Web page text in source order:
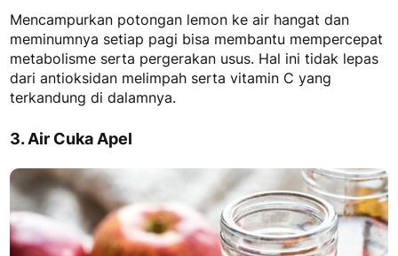
Mencampurkan potongan lemon ke air hangat dan
meminumnya setiap pagi bisa membantu mempercepat
metabolisme serta pergerakan usus. Hal ini tidak lepas
dari antioksidan melimpah serta vitamin C yang
terkandung di dalamnya.
3. Air Cuka Apel